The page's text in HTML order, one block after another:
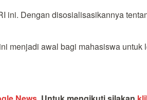
ini. Dengan disosialisasikannya
menjadi awal bagi mahasiswa